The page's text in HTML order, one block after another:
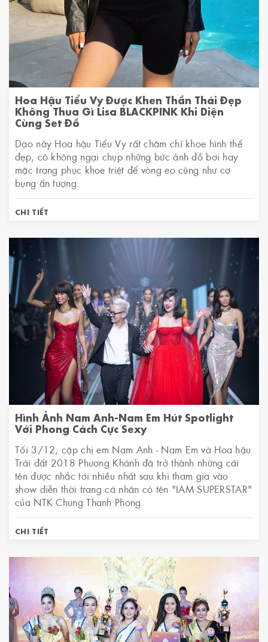
Hoa Hậu Tiểu Vy Được Khen Thần Thái Đẹp
Không Thua Gì Lisa BLACKPINK Khi Diện
Cùng Set Đồ
Dạo này Hoa hậu Tiểu Vy rất chăm chỉ khoe hình thể
đẹp, cô không ngại chụp những bức ảnh đồ bơi hay
mặc trang phục khoe triệt để vòng eo cũng như cơ
bụng ấn tượng.
CHI TIẾT
Hình Ảnh Nam Anh-Nam Em Hút Spotlight
Với Phong Cách Cực Sexy
Tối 3/12, cặp chị em Nam Anh - Nam Em và Hoa hậu
Trái đất 2018 Phương Khánh đã trở thành những cái
tên được nhắc tới nhiều nhất sau khi tham gia vào
show diễn thời trang cá nhân có tên "IAM SUPERSTAR"
của NTK Chung Thanh Phong.
CHI TIẾT